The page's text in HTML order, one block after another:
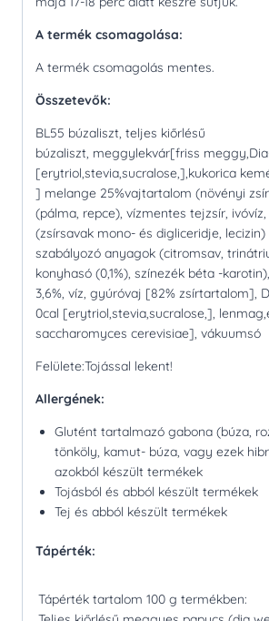
A termék csomagolása:
A termék csomagolás mentes.
Összetevők:
BL55 búzaliszt, teljes kiőrlésű
búzaliszt, meggylekvár[friss
[erytriol,stevia,sucralose,],kukorica
] melange 25%vajtartalom (növényi
(pálma, repce), vízmentes tejzsír,
(zsírsavak mono- és digliceridje,
szabályozó anyagok (citromsav,
konyhasó (0,1%), színezék béta -
3,6%, víz, gyúróvaj [82% zsírtartalom],
0cal [erytriol,stevia,sucralose,],
saccharomyces cerevisiae], vákuumsó
Felülete:Tojással lekent!
Allergének:
Glutént tartalmazó gabona (búza,
tönköly, kamut- búza, vagy ezek
azokból készült termékek
Tojásból és abból készült termékek
Tej és abból készült termékek
Tápérték:
Tápérték tartalom 100 g termékben: